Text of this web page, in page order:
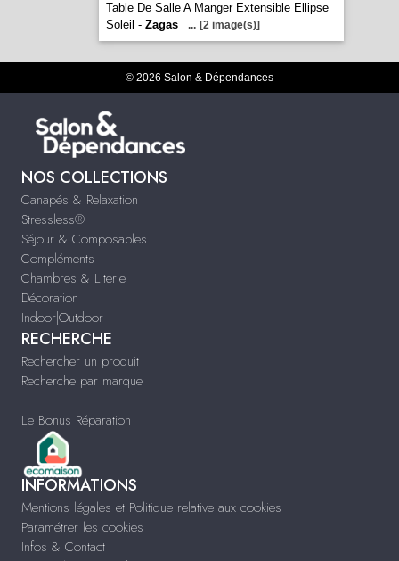
Table De Salle A Manger Extensible Ellipse
Soleil - Zagas ... [2 image(s)]
© 2026 Salon & Dépendances
NOS COLLECTIONS
Canapés & Relaxation
Stressless®
Séjour & Composables
Compléments
Chambres & Literie
Décoration
Indoor|Outdoor
RECHERCHE
Rechercher un produit
Recherche par marque
Le Bonus Réparation
INFORMATIONS
Mentions légales et Politique relative aux cookies
Paramétrer les cookies
Infos & Contact